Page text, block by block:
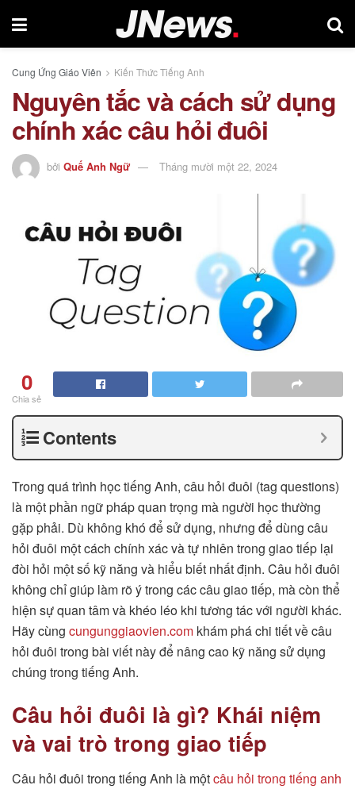
Cung Ứng Giáo Viên Kiến Thức Tiếng Anh
Nguyên tắc và cách sử dụng
chính xác câu hỏi đuôi
bởi Quế Anh Ngữ Tháng mười một 22, 2024
0
Chia sẻ
Contents
Trong quá trình học tiếng Anh, câu hỏi đuôi (tag questions)
là một phần ngữ pháp quan trọng mà người học thường
gặp phải. Dù không khó để sử dụng, nhưng để dùng câu
hỏi đuôi một cách chính xác và tự nhiên trong giao tiếp lại
đòi hỏi một số kỹ năng và hiểu biết nhất định. Câu hỏi đuôi
không chỉ giúp làm rõ ý trong các câu giao tiếp, mà còn thể
hiện sự quan tâm và khéo léo khi tương tác với người khác.
Hãy cùng cungunggiaovien.com khám phá chi tiết về câu
hỏi đuôi trong bài viết này để nâng cao kỹ năng sử dụng
chúng trong tiếng Anh.
Câu hỏi đuôi là gì? Khái niệm
và vai trò trong giao tiếp
Câu hỏi đuôi trong tiếng Anh là mộtcâu hỏi trong tiếng anh​